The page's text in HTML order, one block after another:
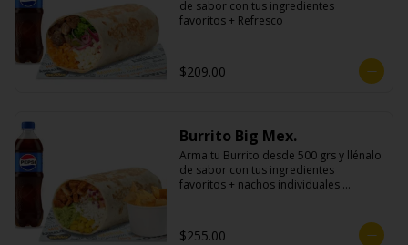
de sabor con tus ingredientes
favoritos + Refresco
$209.00
Burrito Big Mex.
Arma tu Burrito desde 500 grs y llénalo
de sabor con tus ingredientes
favoritos + nachos individuales
$255.00